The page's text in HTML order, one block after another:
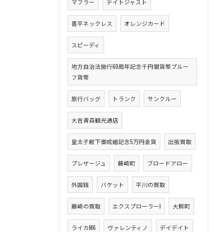
マフラー デイトジャスト
喜平ネックレス オレンジカード
スピーディ
地方自治法施行60周年記念千円銀貨幣プルー
フ貨幣
旅行バッグ トランク サンクルー
大吉青森観光通店
皇太子殿下御成婚記念5万円金貨 出張買取
プレザージュ 藤崎町 ブロードアロー
外国銭 バケット 平川の買取
藤崎の買取 エクスプローラーI 大鰐町
ライカM6 ヴァレンティノ デイデイト